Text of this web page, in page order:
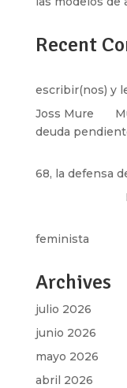
Recent
escribir(nos) y
Joss Mure
deuda
68, la defensa
feminista
Archives
julio 2026
junio 2026
mayo 2026
abril 2026